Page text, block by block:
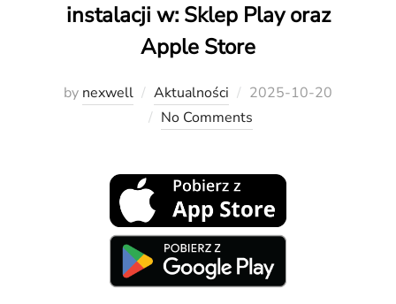
instalacji w: Sklep Play oraz
Apple Store
by nexwell Aktualności
Posted
on
2025-10-20
No Comments